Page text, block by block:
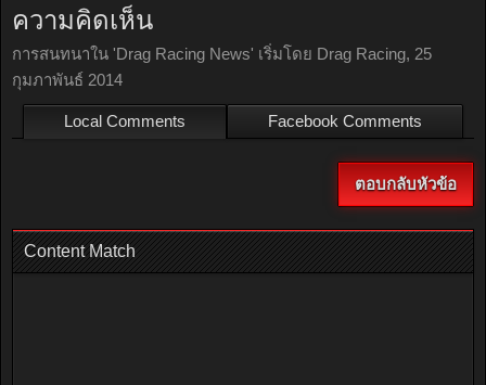
ความคิดเห็น
การสนทนาใน 'Drag Racing News' เริ่มโดย Drag Racing, 25
กุมภาพันธ์ 2014
Local Comments Facebook Comments
ตอบกลับหัวข้อ
Content Match